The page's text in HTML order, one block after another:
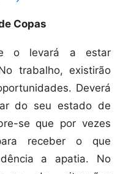
Copas
o levará a estar
trabalho, existirão
Deverá
do seu estado de
se que por vezes
receber o que
a apatia. No